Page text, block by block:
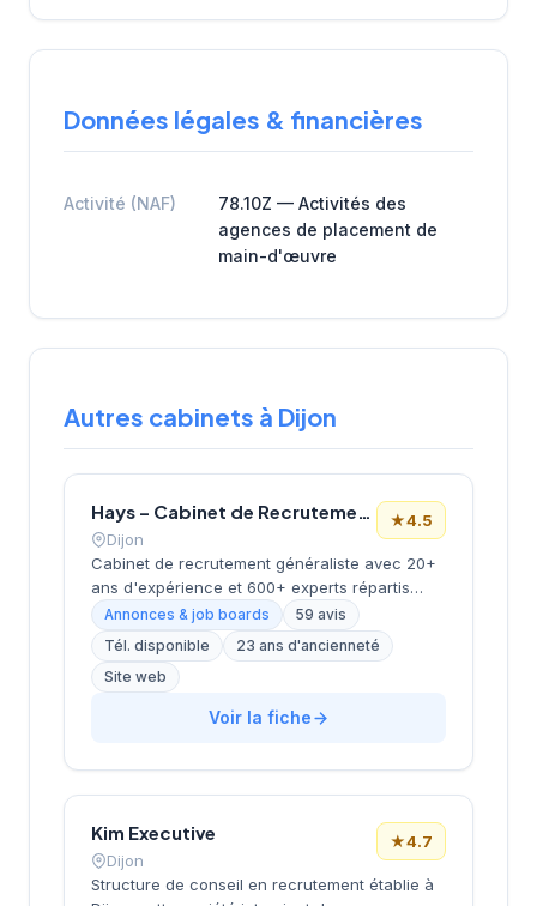
Données légales & financières
Activité (NAF)
78.10Z — Activités des
agences de placement de
main-d'œuvre
Autres cabinets à Dijon
Hays – Cabinet de Recrutement Dijon
Dijon
★4.5
Cabinet de recrutement généraliste avec 20+
ans d'expérience et 600+ experts répartis
dans 17 bureaux en France. Propose des
services de placement en CDI, CDD/intérim et
freelance. Positionné comme partenaire de
carrière durable avec accompagnement
personnalisé et contenus informationnels
(études de rémunérations, guides carrière).
Annonces & job boards
59 avis
Tél. disponible
23 ans d'ancienneté
Site web
Voir la fiche
Kim Executive
Dijon
★4.7
Structure de conseil en recrutement établie à